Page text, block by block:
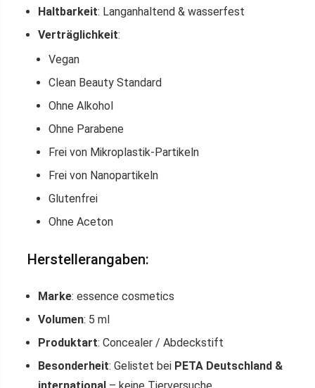
Haltbarkeit: Langanhaltend & wasserfest
Verträglichkeit:
Vegan
Clean Beauty Standard
Ohne Alkohol
Ohne Parabene
Frei von Mikroplastik-Partikeln
Frei von Nanopartikeln
Glutenfrei
Ohne Aceton
Herstellerangaben:
Marke: essence cosmetics
Volumen: 5 ml
Produktart: Concealer / Abdeckstift
Besonderheit: Gelistet bei PETA Deutschland &